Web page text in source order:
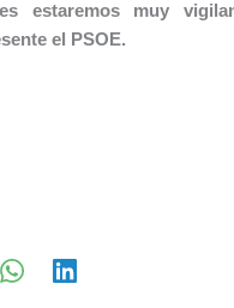
estaremos muy
el PSOE.